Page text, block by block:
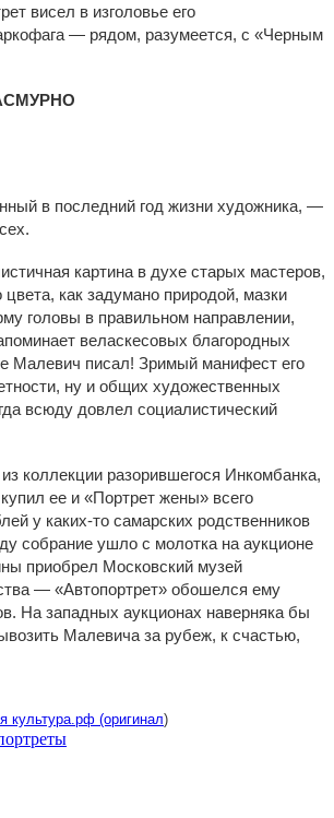
висел в изголовье его
— рядом, разумеется, с «Черным
музей современного искусства
в последний год жизни художника, —
картина в духе старых мастеров,
цвета, как задумано природой, мазки
головы в правильном направлении,
веласкесовых благородных
Малевич писал! Зримый манифест его
ну и общих художественных
всюду довлел социалистический
коллекции разорившегося Инкомбанка,
ее и «Портрет жены» всего
у каких-то самарских родственников
собрание ушло с молотка на аукционе
приобрел Московский музей
— «Автопортрет» обошелся ему
На западных аукционах наверняка бы
Малевича за рубеж, к счастью,
культура.рф (оригинал)